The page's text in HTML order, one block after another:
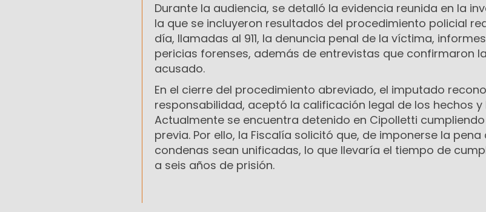
Durante la audiencia, se detalló la evidencia reunida en la
la que se incluyeron resultados del procedimiento policial
día, llamadas al 911, la denuncia penal de la víctima,
pericias forenses, además de entrevistas que confirmaron
acusado.
En el cierre del procedimiento abreviado, el imputado
responsabilidad, aceptó la calificación legal de los hechos y
Actualmente se encuentra detenido en Cipolletti
previa. Por ello, la Fiscalía solicitó que, de imponerse la
condenas sean unificadas, lo que llevaría el tiempo de
a seis años de prisión.